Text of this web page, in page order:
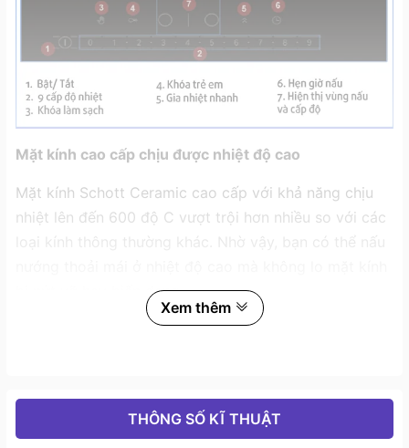
Mặt kính cao cấp chịu được nhiệt độ cao
Mặt kính Schott Ceramic cao cấp với khả năng chịu
nhiệt lên đến 600 độ C vượt trội hơn nhiều so với các
loại kính thông thường khác. Nhờ vậy, bạn có thể nấu
bị nứt vỡ hay biến dạng.
Công suất mạnh mẽ giúp nấu ăn nhanh chóng
điện năng. Cụ thể mỗi vùng nấu như sau:
Xem thêm
THÔNG SỐ KĨ THUẬT